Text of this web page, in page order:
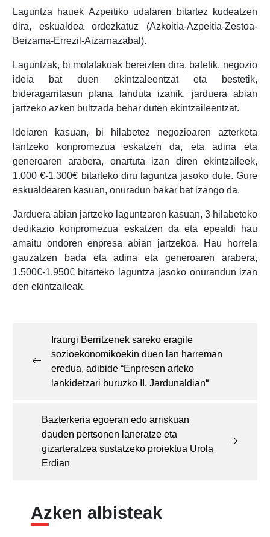
Laguntza hauek Azpeitiko udalaren bitartez kudeatzen
dira, eskualdea ordezkatuz (Azkoitia-Azpeitia-Zestoa-
Beizama-Errezil-Aizarnazabal).
Laguntzak, bi motatakoak bereizten dira, batetik, negozio
ideia bat duen ekintzaleentzat eta bestetik,
bideragarritasun plana landuta izanik, jarduera abian
jartzeko azken bultzada behar duten ekintzaileentzat.
Ideiaren kasuan, bi hilabetez negozioaren azterketa
lantzeko konpromezua eskatzen da, eta adina eta
generoaren arabera, onartuta izan diren ekintzaileek,
1.000 €-1.300€ bitarteko diru laguntza jasoko dute. Gure
eskualdearen kasuan, onuradun bakar bat izango da.
Jarduera abian jartzeko laguntzaren kasuan, 3 hilabeteko
dedikazio konpromezua eskatzen da eta epealdi hau
amaitu ondoren enpresa abian jartzekoa. Hau horrela
gauzatzen bada eta adina eta generoaren arabera,
1.500€-1.950€ bitarteko laguntza jasoko onurandun izan
den ekintzaileak.
Iraurgi Berritzenek sareko eragile
sozioekonomikoekin duen lan harreman
eredua, adibide “Enpresen arteko
lankidetzari buruzko II. Jardunaldian“
Bazterkeria egoeran edo arriskuan
dauden pertsonen laneratze eta
gizarteratzea sustatzeko proiektua Urola
Erdian
Azken albisteak